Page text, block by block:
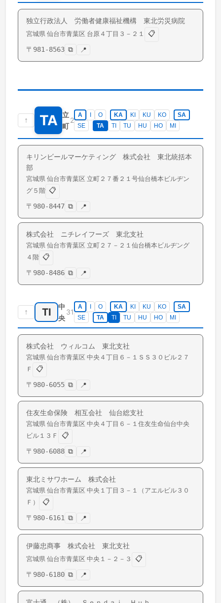
独立行政法人 労働者健康福祉機構 東北労災病院
宮城県 仙台市青葉区 台原 ４丁目３－２１
📋
〒 981-8563 ⧉ 📍
↑ TA
立
町
2
A O KA KI KU KO
SA
SE
TA TI TU HU HO MI
キリンビールマーケティング 株式会社 東北統括本
部
宮城県 仙台市青葉区 立町 ２７番２１号仙台橋本ビルヂン
グ５階 📋
〒 980-8447 ⧉ 📍
株式会社 ニチレイフーズ 東北支社
宮城県 仙台市青葉区 立町 ２７－２１仙台橋本ビルヂング
４階 📋
〒 980-8486 ⧉ 📍
↑ TI
中
央
31
A O KA KI KU KO
SA
SE
TA TI TU HU HO MI
株式会社 ウィルコム 東北支社
宮城県 仙台市青葉区 中央 ４丁目６－１ＳＳ３０ビル２７
Ｆ
📋
〒 980-6055 ⧉ 📍
住友生命保険 相互会社 仙台総支社
宮城県 仙台市青葉区 中央 ４丁目６－１住友生命仙台中央
ビル１３Ｆ
📋
〒 980-6088 ⧉ 📍
東北ミサワホーム 株式会社
宮城県 仙台市青葉区 中央 １丁目３－１（アエルビル３０
Ｆ）
📋
〒 980-6161 ⧉ 📍
伊藤忠商事 株式会社 東北支社
宮城県 仙台市青葉区 中央 １－２－３
📋
〒 980-6180 ⧉ 📍